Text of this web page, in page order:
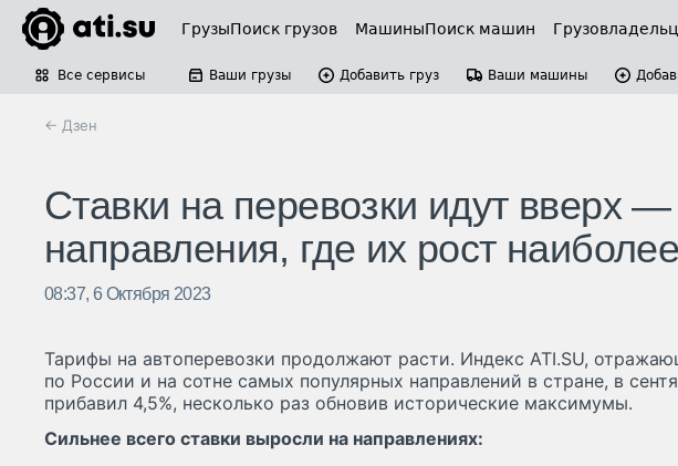
ГрузыПоиск грузов МашиныПоиск машин
Все сервисы Ваши грузы Добавить груз Ваши машины
← Дзен
Ставки на перевозки идут вверх
направления, где их рост
08:37, 6 Октября 2023
Тарифы на автоперевозки продолжают расти. Индекс ATI.SU,
по России и на сотне самых популярных направлений в стране, в
прибавил 4,5%, несколько раз обновив исторические максимумы.
Сильнее всего ставки выросли на направлениях: